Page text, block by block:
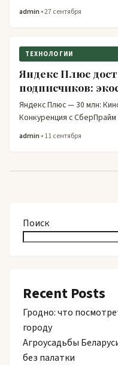
admin • 27 сентября
ТЕХНОЛОГИИ
Яндекс Плюс
подписчиков:
Яндекс Плюс — 30 млн:
Конкуренция с СберПрайм
admin • 11 сентября
Поиск
Recent Posts
Гродно: что
городу
Агроусадьбы
без палатки